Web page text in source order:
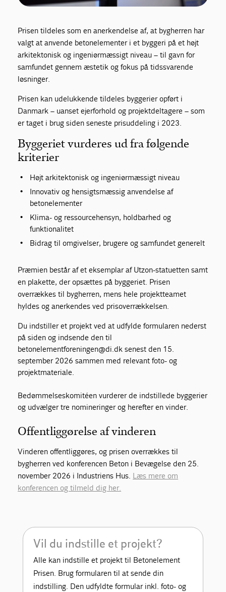
Prisen tildeles som en anerkendelse af, at bygherren har
valgt at anvende betonelementer i et byggeri på et højt
arkitektonisk og ingeniørmæssigt niveau – til gavn for
samfundet gennem æstetik og fokus på tidssvarende
løsninger.
Prisen kan udelukkende tildeles byggerier opført i
Danmark – uanset ejerforhold og projektdeltagere – som
er taget i brug siden seneste prisuddeling i 2023.
Byggeriet vurderes ud fra følgende
kriterier
Højt arkitektonisk og ingeniørmæssigt niveau
Innovativ og hensigtsmæssig anvendelse af
betonelementer
Klima- og ressourcehensyn, holdbarhed og
funktionalitet
Bidrag til omgivelser, brugere og samfundet generelt
Præmien består af et eksemplar af Utzon-statuetten samt
en plakette, der opsættes på byggeriet. Prisen
overrækkes til bygherren, mens hele projektteamet
hyldes og anerkendes ved prisoverrækkelsen.
Du indstiller et projekt ved at udfylde formularen nederst
på siden og indsende den til
betonelementforeningen@di.dk senest den 15.
september 2026 sammen med relevant foto- og
projektmateriale.
Bedømmelseskomitéen vurderer de indstillede byggerier
og udvælger tre nomineringer og herefter en vinder.
Offentliggørelse af vinderen
Vinderen offentliggøres, og prisen overrækkes til
bygherren ved konferencen Beton i Bevægelse den 25.
november 2026 i Industriens Hus. Læs mere om
konferencen og tilmeld dig her.
Vil du indstille et projekt?
Alle kan indstille et projekt til Betonelement
Prisen. Brug formularen til at sende din
indstilling. Den udfyldte formular inkl. foto- og